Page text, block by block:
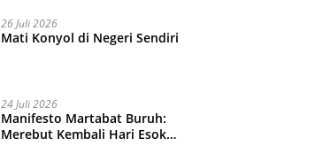
26 Juli 2026
Mati Konyol di Negeri Sendiri
24 Juli 2026
Manifesto Martabat Buruh:
Merebut Kembali Hari Esok